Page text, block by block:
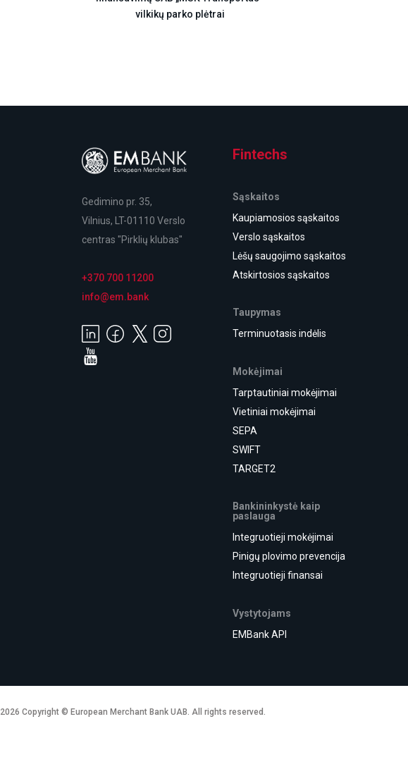
vilkikų parko plėtrai
Gedimino pr. 35,
Vilnius, LT-01110 Verslo
centras "Pirklių klubas"
+370 700 11200
info@em.bank
Fintechs
Sąskaitos
Kaupiamosios sąskaitos
Verslo sąskaitos
Lėšų saugojimo sąskaitos
Atskirtosios sąskaitos
Taupymas
Terminuotasis indėlis
Mokėjimai
Tarptautiniai mokėjimai
Vietiniai mokėjimai
SEPA
SWIFT
TARGET2
Bankininkystė kaip
paslauga
Integruotieji mokėjimai
Pinigų plovimo prevencija
Integruotieji finansai
Vystytojams
EMBank API
2026 Copyright © European Merchant Bank UAB. All rights reserved.